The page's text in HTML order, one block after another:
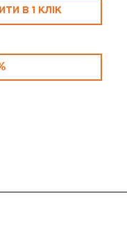
В 1 КЛІК